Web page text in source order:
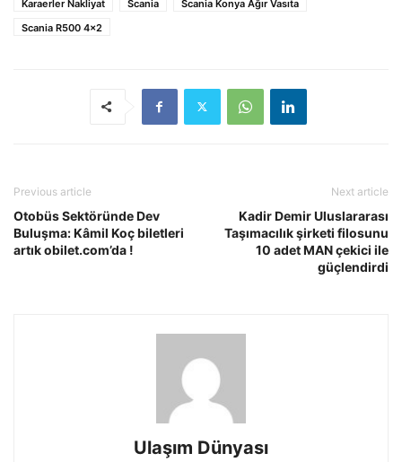
Karaerler Nakliyat Scania
Scania Konya Ağır Vasıta
Scania R500 4x2
Previous article
Otobüs Sektöründe Dev
Buluşma: Kâmil Koç biletleri
artık obilet.com’da !
Next article
Kadir Demir Uluslararası
Taşımacılık şirketi filosunu
10 adet MAN çekici ile
güçlendirdi
Ulaşım Dünyası